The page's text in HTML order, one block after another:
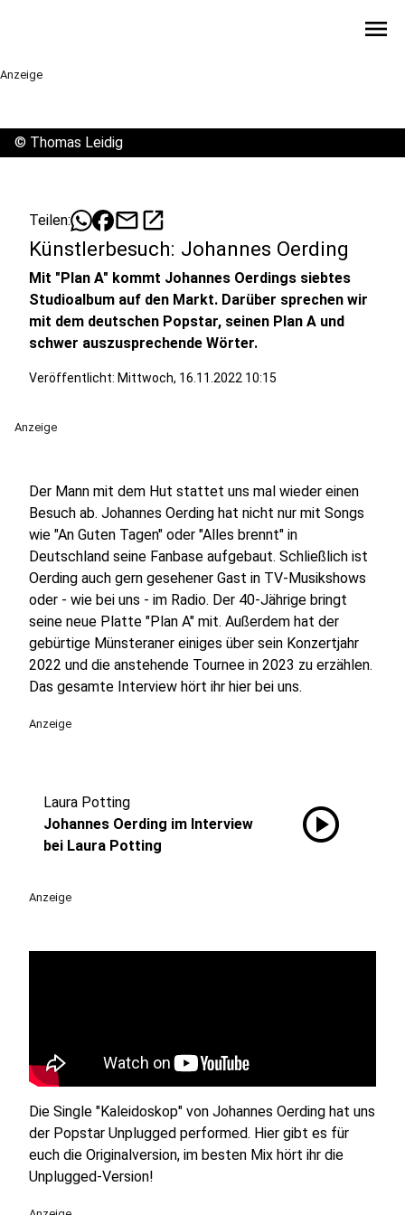
menu
Anzeige
© Thomas Leidig
Teilen: mailopen_in_new
Künstlerbesuch: Johannes Oerding
Mit "Plan A" kommt Johannes Oerdings siebtes
Studioalbum auf den Markt. Darüber sprechen wir
mit dem deutschen Popstar, seinen Plan A und
schwer auszusprechende Wörter.
Veröffentlicht: Mittwoch, 16.11.2022 10:15
Anzeige
Der Mann mit dem Hut stattet uns mal wieder einen
Besuch ab. Johannes Oerding hat nicht nur mit Songs
wie "An Guten Tagen" oder "Alles brennt" in
Deutschland seine Fanbase aufgebaut. Schließlich ist
Oerding auch gern gesehener Gast in TV-Musikshows
oder - wie bei uns - im Radio. Der 40-Jährige bringt
seine neue Platte "Plan A" mit. Außerdem hat der
gebürtige Münsteraner einiges über sein Konzertjahr
2022 und die anstehende Tournee in 2023 zu erzählen.
Das gesamte Interview hört ihr hier bei uns.
Anzeige
Laura Potting
Johannes Oerding im Interview
bei Laura Potting
play_circle
Anzeige
Die Single "Kaleidoskop" von Johannes Oerding hat uns
der Popstar Unplugged performed. Hier gibt es für
euch die Originalversion, im besten Mix hört ihr die
Unplugged-Version!